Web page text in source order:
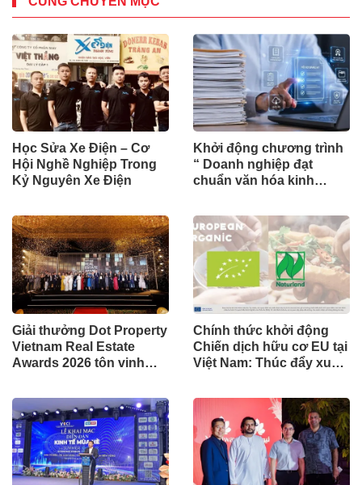
Học Sửa Xe Điện – Cơ
Hội Nghề Nghiệp Trong
Kỷ Nguyên Xe Điện
Khởi động chương trình
“ Doanh nghiệp đạt
chuẩn văn hóa kinh
2026
Giải thưởng Dot Property
Vietnam Real Estate
Awards 2026 tôn vinh
trưởng chu kỳ mới bất
động sản Việt Nam
Chính thức khởi động
Chiến dịch hữu cơ EU tại
Việt Nam: Thúc đẩy xu
minh bạch, bền vững